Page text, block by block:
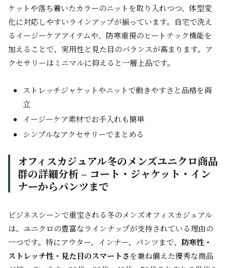
ケットや落ち着いたカラーのニットを取り入れつつ、体型変
化に対応しやすいラインアップが揃っています。自宅で洗え
るイージーケアアイテムや、防寒重視のヒートテック機能を
加えることで、実用性と見た目のバランスが高まります。ア
クセサリーはミニマルに抑えると一層上品です。
ストレッチジャケットやニットで動きやすさと品格を両
立
イージーケア素材でお手入れも簡単
シンプルなアクセサリーでまとめる
オフィスカジュアル冬のメンズユニクロ商品
群の詳細分析 – コート・ジャケット・イン
ナーからパンツまで
ビジネスシーンで重宝される冬のメンズオフィスカジュアル
は、ユニクロの豊富なラインナップが支持されている理由の
一つです。特にアウター、インナー、パンツまで、 防寒性・
ストレッチ性・見た目のスマートさを兼ね備えた優秀な商品